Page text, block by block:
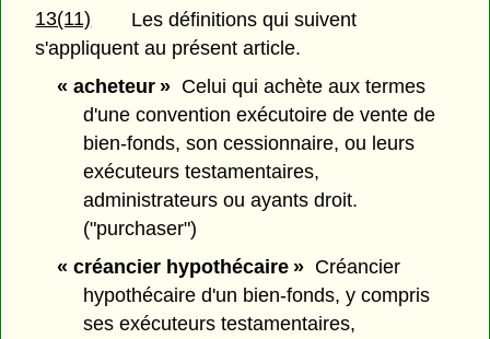
13(11)
Les définitions qui suivent
s'appliquent au présent article.
« acheteur »Celui qui achète aux termes
d'une convention exécutoire de vente de
bien-fonds, son cessionnaire, ou leurs
exécuteurs testamentaires,
administrateurs ou ayants droit.
("purchaser")
« créancier hypothécaire »Créancier
hypothécaire d'un bien-fonds, y compris
ses exécuteurs testamentaires,